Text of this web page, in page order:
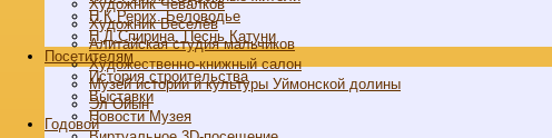
Художник Чевалков
Художник Веселёв
Алитайская студия мальчиков
Художественно-книжный салон
Музей истории и культуры Уймонской долины
Эл Ойын
Годовой
Н.К.Рерих. Беловодье
Н.Д.Спирина. Песнь Катуни
Посетителям
История строительства
Выставки
Новости Музея